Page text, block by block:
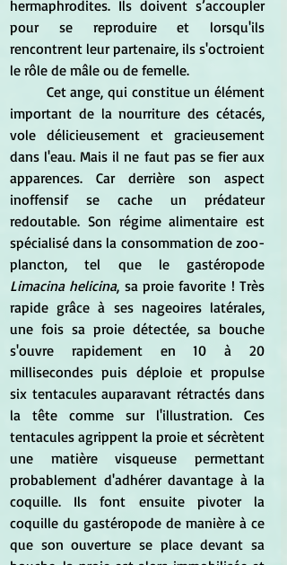
hermaphrodites. Ils doivent s’accoupler
pour se reproduire et lorsqu'ils
rencontrent leur partenaire, ils s'octroient
le rôle de mâle ou de femelle.
important de la nourriture des cétacés,
vole délicieusement et gracieusement
dans l'eau. Mais il ne faut pas se fier aux
apparences. Car derrière son aspect
inoffensif se cache un prédateur
redoutable. Son régime alimentaire est
spécialisé dans la consommation de zoo-
Limacina helicina, sa proie favorite ! Très
rapide grâce à ses nageoires latérales,
une fois sa proie détectée, sa bouche
s'ouvre rapidement en 10 à 20
millisecondes puis déploie et propulse
six tentacules auparavant rétractés dans
la tête comme sur l'illustration. Ces
tentacules agrippent la proie et sécrètent
une matière visqueuse permettant
probablement d'adhérer davantage à la
coquille. Ils font ensuite pivoter la
coquille du gastéropode de manière à ce
que son ouverture se place devant sa